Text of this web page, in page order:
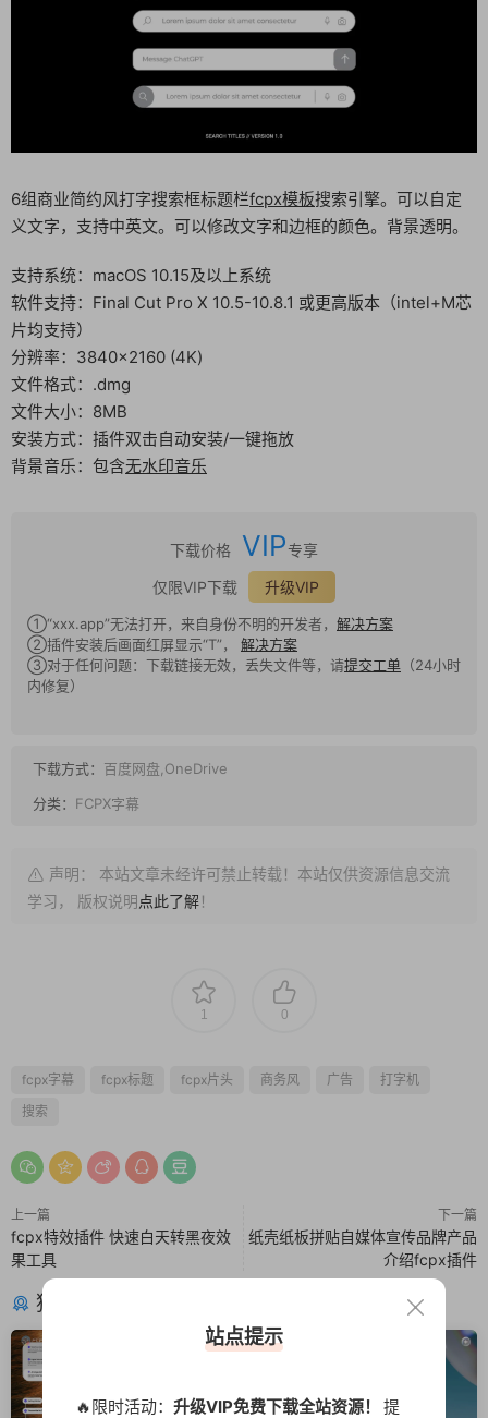
6组商业简约风打字搜索框标题栏fcpx模板搜索引擎。可以自定
义文字，支持中英文。可以修改文字和边框的颜色。背景透明。
支持系统：macOS 10.15及以上系统
软件支持：Final Cut Pro X 10.5-10.8.1 或更高版本（intel+M芯
片均支持）
分辨率：3840×2160 (4K)
文件格式：.dmg
文件大小：8MB
安装方式：插件双击自动安装/一键拖放
背景音乐：包含无水印音乐
下载价格 VIP专享
仅限VIP下载
升级VIP
①“xxx.app”无法打开，来自身份不明的开发者， 解决方案
②插件安装后画面红屏显示“T”， 解决方案
③对于任何问题：下载链接无效，丢失文件等，请提交工单 （24小时
内修复）
下载方式： 百度网盘,OneDrive
分类： FCPX字幕
声明： 本站文章未经许可禁止转载！本站仅供资源信息交流
学习， 版权说明点此了解！
1 0
fcpx字幕 fcpx标题 fcpx片头 商务风 广告
打字机
搜索
上一篇
fcpx特效插件 快速白天转黑夜效
果工具
下一篇
纸壳纸板拼贴自媒体宣传品牌产品
介绍fcpx插件
猜你喜欢
站点提示
🔥限时活动： 升级VIP免费下载全站资源！ 提